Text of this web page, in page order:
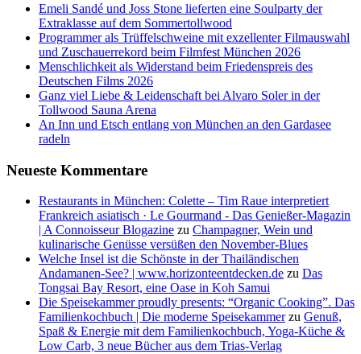
Emeli Sandé und Joss Stone lieferten eine Soulparty der
Extraklasse auf dem Sommertollwood
Programmer als Trüffelschweine mit exzellenter Filmauswahl
und Zuschauerrekord beim Filmfest München 2026
Menschlichkeit als Widerstand beim Friedenspreis des
Deutschen Films 2026
Ganz viel Liebe & Leidenschaft bei Alvaro Soler in der
Tollwood Sauna Arena
An Inn und Etsch entlang von München an den Gardasee
radeln
Neueste Kommentare
Restaurants in München: Colette – Tim Raue interpretiert
Frankreich asiatisch · Le Gourmand - Das Genießer-Magazin
| A Connoisseur Blogazine zu Champagner, Wein und
kulinarische Genüsse versüßen den November-Blues
Welche Insel ist die Schönste in der Thailändischen
Andamanen-See? | www.horizonteentdecken.de zu Das
Tongsai Bay Resort, eine Oase in Koh Samui
Die Speisekammer proudly presents: “Organic Cooking”. Das
Familienkochbuch | Die moderne Speisekammerzu Genuß,
Spaß & Energie mit dem Familienkochbuch, Yoga-Küche &
Low Carb, 3 neue Bücher aus dem Trias-Verlag